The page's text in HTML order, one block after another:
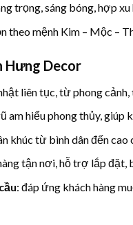
trọng, sáng bóng, hợp
theo mệnh Kim – Mộc –
Hưng Decor
liên tục, từ phong
am hiểu phong thủy, giúp
khúc từ bình dân đến cao
tận nơi, hỗ trợ lắp đặt,
: đáp ứng khách hàng